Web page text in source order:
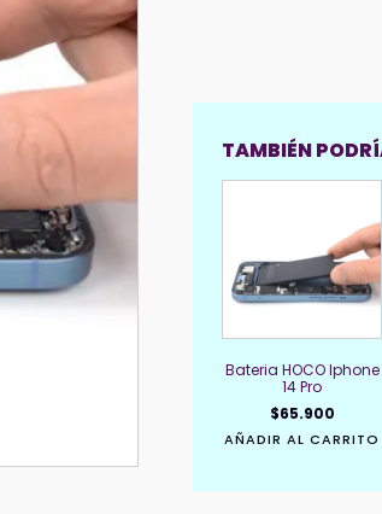
TAMBIÉN
Bateria HOCO Iphone
14 Pro
$65.900
AÑADIR AL CARRITO